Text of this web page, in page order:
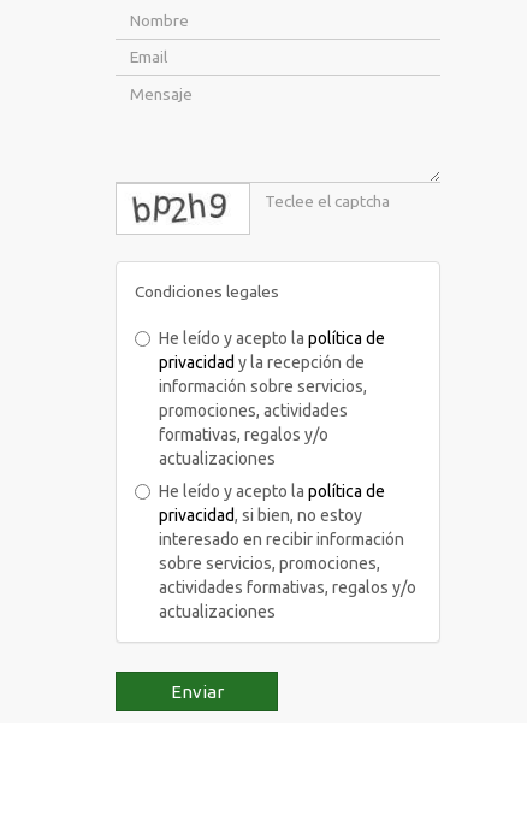
captcha
Condiciones legales
He leído y acepto la política de
privacidad y la recepción de
información sobre servicios,
promociones, actividades
formativas, regalos y/o
actualizaciones
He leído y acepto la política de
privacidad, si bien, no estoy
interesado en recibir información
sobre servicios, promociones,
actividades formativas, regalos y/o
actualizaciones
Enviar